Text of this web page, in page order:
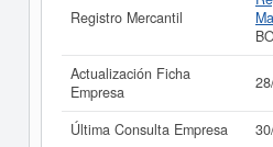
Registro Mercantil
Actualización Ficha
Empresa
Última Consulta Empresa